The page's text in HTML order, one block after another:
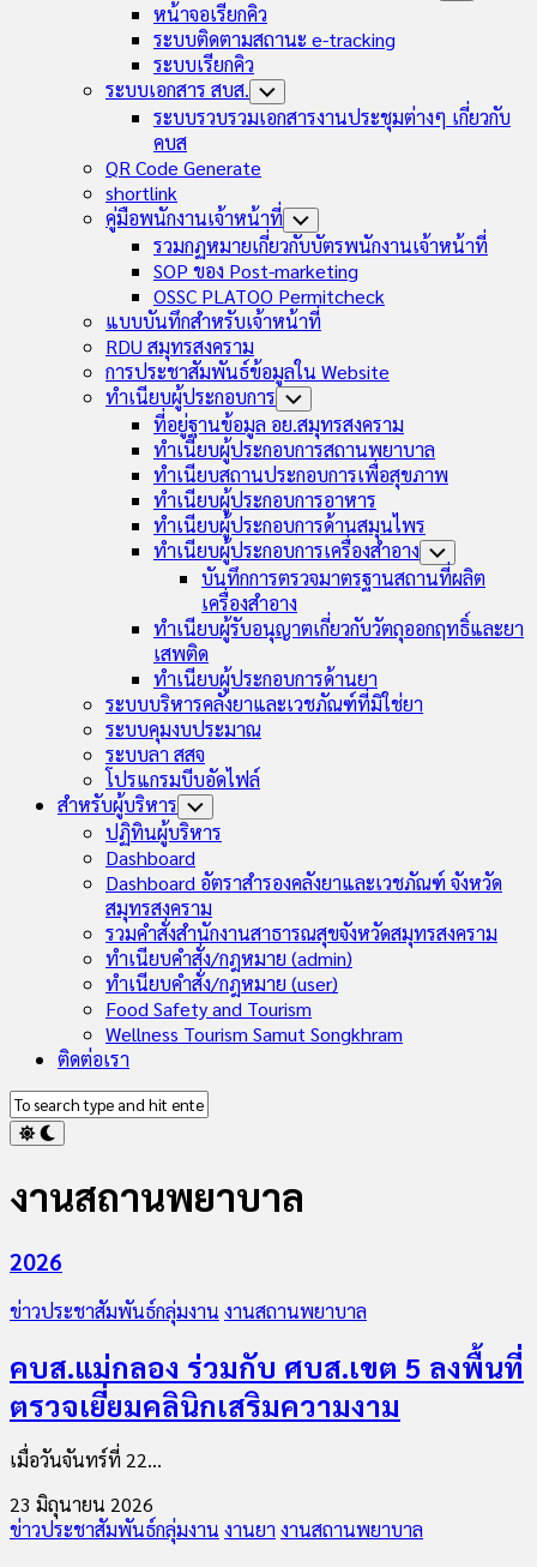
หน้าจอเรียกคิว
ระบบติดตามสถานะ e-tracking
ระบบเรียกคิว
ระบบเอกสาร สบส. Toggle
Child
Menu
ระบบรวบรวมเอกสารงานประชุมต่างๆ เกี่ยวกับ
คบส
QR Code Generate
shortlink
คู่มือพนักงานเจ้าหน้าที่ Toggle
Child
Menu
รวมกฏหมายเกี่ยวกับบัตรพนักงานเจ้าหน้าที่
SOP ของ Post-marketing
OSSC PLATOO Permitcheck
แบบบันทึกสำหรับเจ้าหน้าที่
RDU สมุทรสงคราม
การประชาสัมพันธ์ข้อมูลใน Website
ทำเนียบผู้ประกอบการ Toggle
Child
Menu
ที่อยู่ฐานข้อมูล อย.สมุทรสงคราม
ทำเนียบผู้ประกอบการสถานพยาบาล
ทำเนียบสถานประกอบการเพื่อสุขภาพ
ทำเนียบผู้ประกอบการอาหาร
ทำเนียบผู้ประกอบการด้านสมุนไพร
ทำเนียบผู้ประกอบการเครื่องสำอาง Toggle
Child
Menu
บันทึกการตรวจมาตรฐานสถานที่ผลิต
เครื่องสำอาง
ทำเนียบผู้รับอนุญาตเกี่ยวกับวัตถุออกฤทธิ์และยา
เสพติด
ทำเนียบผู้ประกอบการด้านยา
ระบบบริหารคลังยาและเวชภัณฑ์ที่มิใช่ยา
ระบบคุมงบประมาณ
ระบบลา สสจ
โปรแกรมบีบอัดไฟล์
สำหรับผู้บริหาร Toggle
Child
Menu
ปฏิทินผู้บริหาร
Dashboard
Dashboard อัตราสำรองคลังยาและเวชภัณฑ์ จังหวัด
สมุทรสงคราม
รวมคำสั่งสำนักงานสาธารณสุขจังหวัดสมุทรสงคราม
ทำเนียบคำสั่ง/กฎหมาย (admin)
ทำเนียบคำสั่ง/กฎหมาย (user)
Food Safety and Tourism
Wellness Tourism Samut Songkhram
ติดต่อเรา
งานสถานพยาบาล
2026
ข่าวประชาสัมพันธ์กลุ่มงาน งานสถานพยาบาล
คบส.แม่กลอง ร่วมกับ ศบส.เขต 5 ลงพื้นที่
ตรวจเยี่ยมคลินิกเสริมความงาม
เมื่อวันจันทร์ที่ 22...
23 มิถุนายน 2026
ข่าวประชาสัมพันธ์กลุ่มงาน งานยา งานสถานพยาบาล